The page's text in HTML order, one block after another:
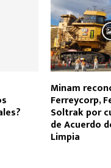
Minam
Ferreycorp,
Soltrak por
de Acuerdo
Limpia